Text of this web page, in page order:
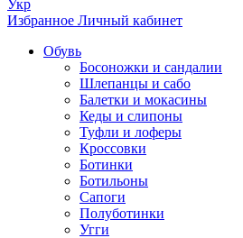
Укр
Избранное Личный кабинет
Обувь
Босоножки и сандалии
Шлепанцы и сабо
Балетки и мокасины
Кеды и слипоны
Туфли и лоферы
Кроссовки
Ботинки
Ботильоны
Сапоги
Полуботинки
Угги